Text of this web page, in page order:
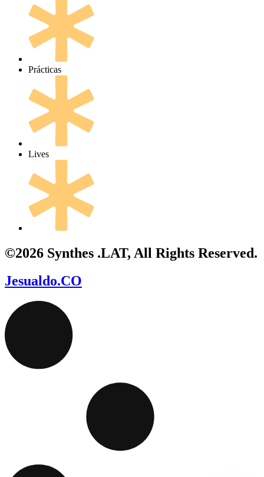
Prácticas
Lives
©2026 Synthes .LAT, All Rights Reserved.
Jesualdo.CO